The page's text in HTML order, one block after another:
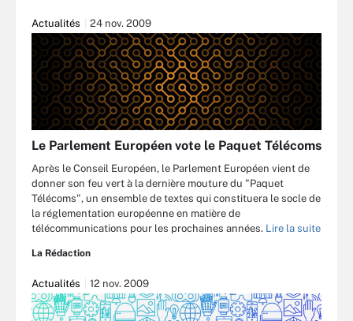
Actualités 24 nov. 2009
Le Parlement Européen vote le Paquet Télécoms
Après le Conseil Européen, le Parlement Européen vient de
donner son feu vert à la dernière mouture du "Paquet
Télécoms", un ensemble de textes qui constituera le socle de
la réglementation européenne en matière de
télécommunications pour les prochaines années. Lire la suite
La Rédaction
Actualités 12 nov. 2009